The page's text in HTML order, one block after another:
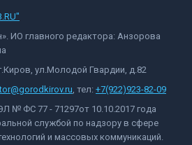
ИО главного редактора: Анзорова
ул.Молодой Гвардии, д.82
, тел: +7(922)923-82-09
№ ФС 77 - 71297от 10.10.2017 года
службой по надзору в сфере
и массовых коммуникаций.